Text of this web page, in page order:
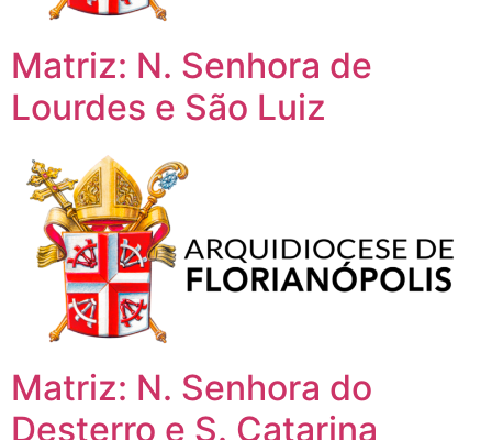
Matriz: N. Senhora de
Lourdes e São Luiz
Matriz: N. Senhora do
Desterro e S. Catarina